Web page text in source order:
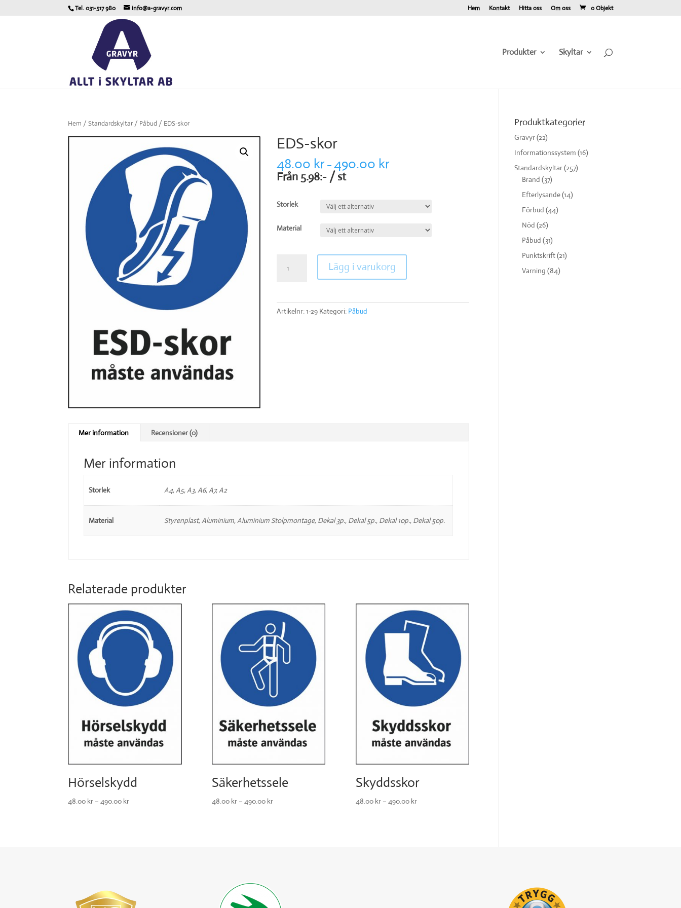
Tel. 031-517 980 info@a-gravyr.com Hem Kontakt Hitta oss Om oss 0 Objekt
Produkter Skyltar
Hem /Standardskyltar / Påbud / EDS-skor
EDS-skor
48.00 kr –490.00 kr
Från 5.98:- / st
Storlek
Material
skor
Lägg i varukorg
Artikelnr:1-29 Kategori: Påbud
Mer information Recensioner (0)
Mer information
Storlek A4, A5, A3, A6, A7, A2
Material Styrenplast, Aluminium, Aluminium Stolpmontage, Dekal 3p., Dekal 5p., Dekal 10p., Dekal 50p.
Relaterade produkter
Hörselskydd
48.00 kr –490.00 kr
Säkerhetssele
48.00 kr– 490.00 kr
Skyddsskor
48.00 kr– 490.00 kr
Produktkategorier
Gravyr(22)
Informationssystem (16)
Standardskyltar(257)
Brand (37)
Efterlysande(14)
Förbud (44)
Nöd (26)
Påbud (31)
Punktskrift(21)
Varning (84)